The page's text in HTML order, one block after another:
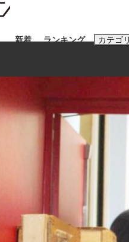
新着 ランキング カテゴリ
する。でも…」本田圭佑が初めて
おすすめのキー
#藤田晋